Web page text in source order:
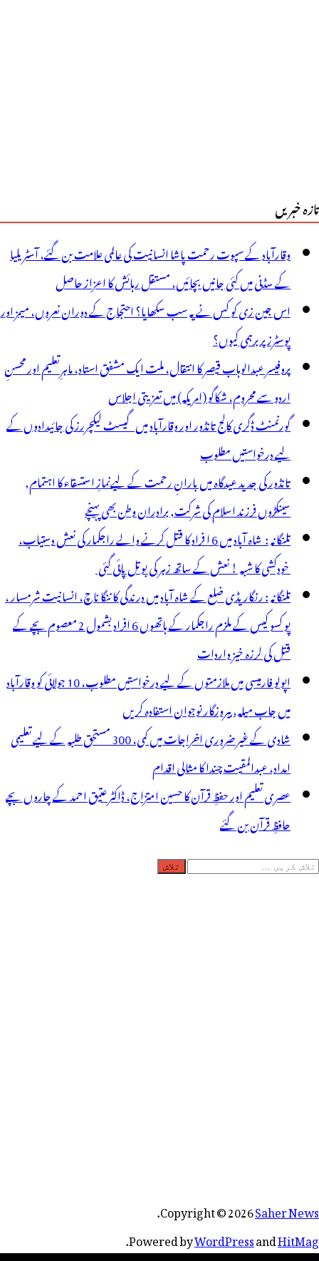
جگجیت
سنگھ
تازہ خبریں
وقارآباد کے سپوت رحمت پاشا انسانیت کی عالمی علامت بن گئے، آسٹریلیا
کے سڈنی میں کئی جانیں بچائیں، مستقل رہائش کا اعزاز حاصل
اس جین زی کو کس نے یہ سب سکھایا؟ احتجاج کے دوران نعروں، میمز اور
پوسٹرز پر برہمی کیوں؟
پروفیسر عبدالوہاب قیصر کا انتقال، ملت ایک مشفق استاد، ماہرِتعلیم اور محسنِ
اردو سے محروم، شکاگو (امریکہ) میں تعزیتی اجلاس
گورنمنٹ ڈگری کالج تانڈور اور وقارآباد میں گیسٹ لیکچررز کی جائیدادوں کے
لیے درخواستیں مطلوب
تانڈور کی جدید عیدگاہ میں بارانِ رحمت کے لیےنمازِ استسقاء کا اہتمام,
سینکڑوں فرزند اسلام کی شرکت, برادران وطن بھی پہنچے
تلنگانہ : شاہ آباد میں 6 ا فراد کا قتل کرنے والے راجکمار کی نعش دستیاب،
خودکشی کا شبہ ! نعش کے ساتھ زہر کی بوتل پائی گئی
تلنگانہ : رنگاریڈی ضلع کے شاہ آباد میں درندگی کا ننگا ناچ، انسانیت شرمسار ،
پو کسو کیس کے ملزم راجکمار کے ہاتھوں 6 افراد بشمول 2 معصوم بچے کے
قتل کی لرزہ خیز واردات
اپولو فارمیسی میں ملازمتوں کے لیے درخواستیں مطلوب، 10 جولائی کو وقارآباد
میں جاب میلہ، بیروزگار نوجوان استفادہ کریں
شادی کے غیر ضروری اخراجات میں کمی، 300 مستحق طلبہ کے لیے تعلیمی
امداد، عبدالمقیت چندا کا مثالی اقدام
عصری تعلیم اور حفظِ قرآن کا حسین امتزاج، ڈاکٹر عتیق احمد کے چاروں بچے
حافظِ قرآن بن گئے
تلاش
Copyright © 2026Saher News
.
Powered byWordPressandHitMag
.